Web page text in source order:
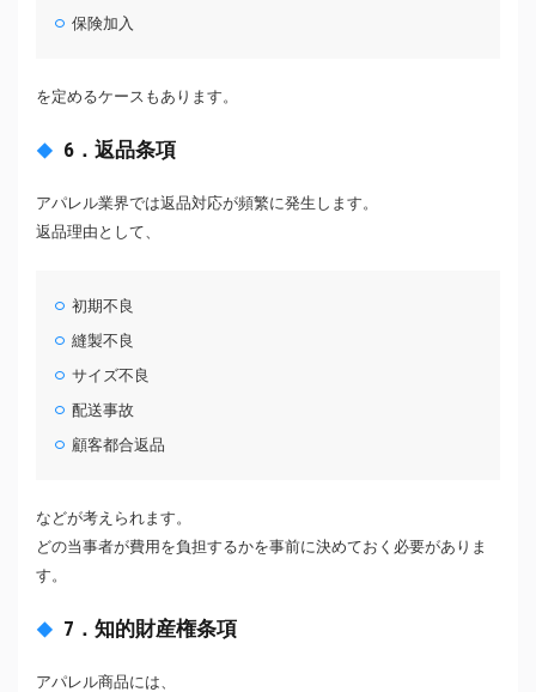
保険加入
を定めるケースもあります。
6．返品条項
アパレル業界では返品対応が頻繁に発生します。
返品理由として、
初期不良
縫製不良
サイズ不良
配送事故
顧客都合返品
などが考えられます。
どの当事者が費用を負担するかを事前に決めておく必要がありま
す。
7．知的財産権条項
アパレル商品には、